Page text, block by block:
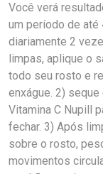
Você verá
um período de até
diariamente 2
limpas, aplique o
todo seu rosto e
enxágue. 2)
Vitamina C Nupill
fechar. 3) Após
sobre o rosto,
movimentos